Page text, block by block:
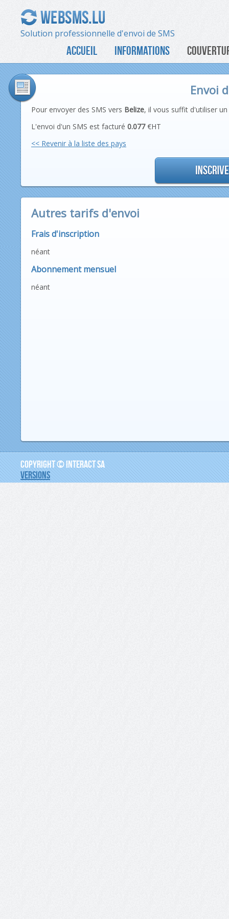
Solution professionnelle d'envoi de SMS
ACCUEIL INFORMATIONS
Envoi
Pour envoyer des SMS vers Belize, il vous suffit d'utiliser
L'envoi d'un SMS est facturé 0.077€HT
<< Revenir à la liste des pays
Autres tarifs d'envoi
Frais d'inscription
néant
Abonnement mensuel
néant
COPYRIGHT © INTERACT SA
VERSIONS